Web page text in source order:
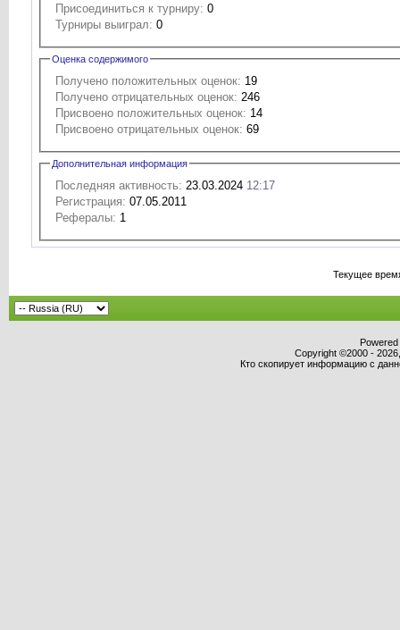
Присоединиться к турниру: 0
Турниры выиграл: 0
Оценка содержимого
Получено положительных оценок: 19
Получено отрицательных оценок: 246
Присвоено положительных оценок: 14
Присвоено отрицательных оценок: 69
Дополнительная информация
Последняя активность: 23.03.2024 12:17
Регистрация: 07.05.2011
Рефералы: 1
Текущее
Copyright ©2000 -
Кто скопирует информацию с